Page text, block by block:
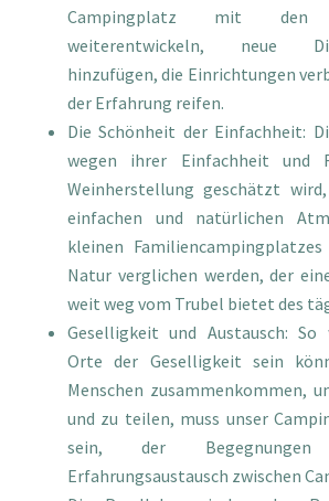
Campingplatz mit den
weiterentwickeln, neue
hinzufügen, die Einrichtungen
der Erfahrung reifen.
Die Schönheit der Einfachheit:
wegen ihrer Einfachheit und
Weinherstellung geschätzt
einfachen und natürlichen
kleinen
Natur verglichen werden, der
weit weg vom Trubel bietet des
Geselligkeit und Austausch: So
Orte der Geselligkeit sein
Menschen zusammenkommen,
und zu teilen, muss unser
sein, der
Erfahrungsaustausch zwischen